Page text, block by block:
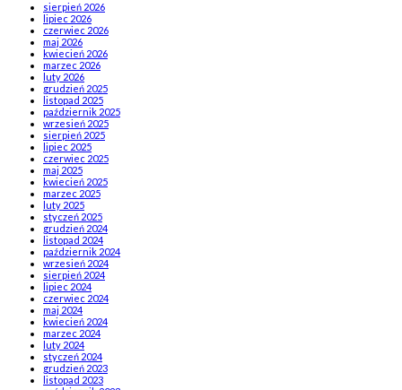
sierpień 2026
lipiec 2026
czerwiec 2026
maj 2026
kwiecień 2026
marzec 2026
luty 2026
grudzień 2025
listopad 2025
październik 2025
wrzesień 2025
sierpień 2025
lipiec 2025
czerwiec 2025
maj 2025
kwiecień 2025
marzec 2025
luty 2025
styczeń 2025
grudzień 2024
listopad 2024
październik 2024
wrzesień 2024
sierpień 2024
lipiec 2024
czerwiec 2024
maj 2024
kwiecień 2024
marzec 2024
luty 2024
styczeń 2024
grudzień 2023
listopad 2023